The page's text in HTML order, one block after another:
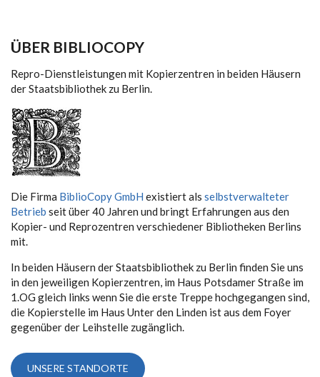
ÜBER BIBLIOCOPY
Repro-Dienstleistungen mit Kopierzentren in beiden Häusern
der Staatsbibliothek zu Berlin.
Die Firma BiblioCopy GmbH existiert als selbstverwalteter
Betrieb seit über 40 Jahren und bringt Erfahrungen aus den
Kopier- und Reprozentren verschiedener Bibliotheken Berlins
mit.
In beiden Häusern der Staatsbibliothek zu Berlin finden Sie uns
in den jeweiligen Kopierzentren, im Haus Potsdamer Straße im
1.OG gleich links wenn Sie die erste Treppe hochgegangen sind,
die Kopierstelle im Haus Unter den Linden ist aus dem Foyer
gegenüber der Leihstelle zugänglich.
UNSERE STANDORTE